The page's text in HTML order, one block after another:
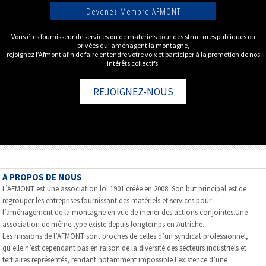
Devenez Membre AFMONT
Vous êtes fournisseur de services ou de matériels pour des structures publiques ou
privées qui aménagent la montagne,
rejoignez l’Afmont afin de faire entendre votre voix et participer à la promotion de nos
intérêts collectifs.
REJOIGNEZ-NOUS
A PROPOS DE NOUS
L’AFMONT est une association loi 1901 créée en 2008. Son but principal est de
regrouper les entreprises fournissant des matériels et services pour
l’aménagement de la montagne en vue de mener des actions conjointes.Une
association de même type existe depuis longtemps en Autriche.
Les missions de l’AFMONT sont proches de celles d’un syndicat professionnel,
qu’elle n’est cependant pas en raison de la diversité des secteurs industriels et
tertiaires représentés, rendant notamment impossible l’existence d’une